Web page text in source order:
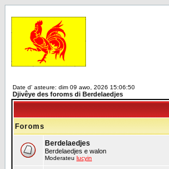
Date d' asteure: dim 09 awo, 2026 15:06:50
Djivêye des foroms di Berdelaedjes
Foroms
Berdelaedjes
Berdelaedjes e walon
Moderateu lucyin